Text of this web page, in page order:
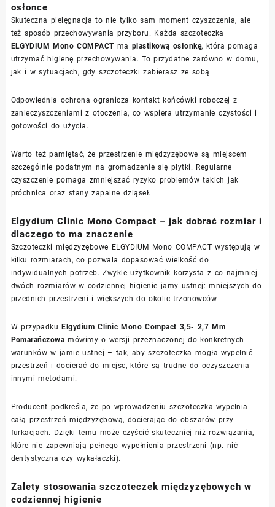
osłonce
Skuteczna pielęgnacja to nie tylko sam moment czyszczenia, ale
też sposób przechowywania przyboru. Każda szczoteczka
ELGYDIUM Mono COMPACTma plastikową osłonkę, która pomaga
utrzymać higienę przechowywania. To przydatne zarówno w domu,
jak i w sytuacjach, gdy szczoteczki zabierasz ze sobą.
Odpowiednia ochrona ogranicza kontakt końcówki roboczej z
zanieczyszczeniami z otoczenia, co wspiera utrzymanie czystości i
gotowości do użycia.
Warto też pamiętać, że przestrzenie międzyzębowe są miejscem
szczególnie podatnym na gromadzenie się płytki. Regularne
czyszczenie pomaga zmniejszać ryzyko problemów takich jak
próchnica oraz stany zapalne dziąseł.
Elgydium Clinic Mono Compact – jak dobrać rozmiar i
dlaczego to ma znaczenie
Szczoteczki międzyzębowe ELGYDIUM Mono COMPACT występują w
kilku rozmiarach, co pozwala dopasować wielkość do
indywidualnych potrzeb. Zwykle użytkownik korzysta z co najmniej
dwóch rozmiarów w codziennej higienie jamy ustnej: mniejszych do
przednich przestrzeni i większych do okolic trzonowców.
W przypadkuElgydium Clinic Mono Compact 3,5- 2,7 Mm
Pomarańczowa mówimy o wersji przeznaczonej do konkretnych
warunków w jamie ustnej – tak, aby szczoteczka mogła wypełnić
przestrzeń i docierać do miejsc, które są trudne do oczyszczenia
innymi metodami.
Producent podkreśla, że po wprowadzeniu szczoteczka wypełnia
całą przestrzeń międzyzębową, docierając do obszarów przy
furkacjach. Dzięki temu może czyścić skuteczniej niż rozwiązania,
które nie zapewniają pełnego wypełnienia przestrzeni (np. nić
dentystyczna czy wykałaczki).
Zalety stosowania szczoteczek międzyzębowych w
codziennej higienie